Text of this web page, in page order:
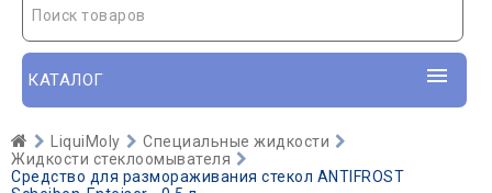
Поиск товаров
КАТАЛОГ
LiquiMoly
Специальные жидкости
Жидкости стеклоомывателя
Средство для размораживания стекол ANTIFROST